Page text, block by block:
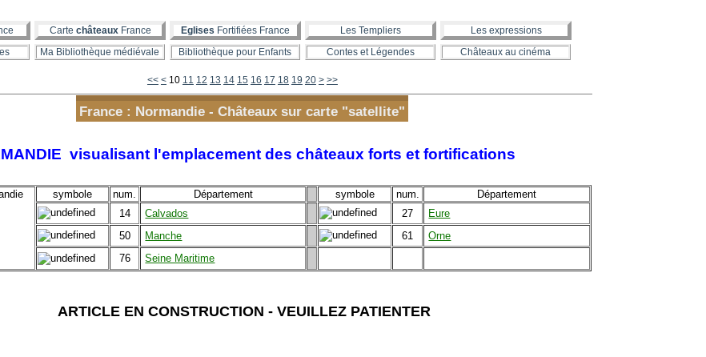
Carte châteauxFrance Eglises Fortifiées France Les Templiers
Les expressions
Ma Bibliothèque médiévale Bibliothèque pour Enfants Contes et Légendes Châteaux au cinéma
<< < 10 11 12 13 14 15 16 17 18 19 20 30
> >>
France : Normandie - Châteaux sur carte "satellite"
visualisant l'emplacement des châteaux forts et fortifications
symbole num. Département symbole num.
Département
14
Calvados 27
Eure
50
Manche 61
Orne
76
Seine Maritime
ARTICLE EN CONSTRUCTION - VEUILLEZ PATIENTER